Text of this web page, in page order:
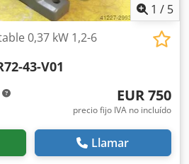
1 / 5
0,37 kW 1,2-6
43-V01
EUR 750
precio fijo IVA no incluído
Llamar